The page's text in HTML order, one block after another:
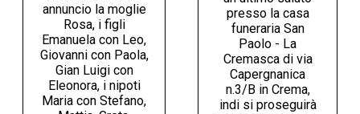
annuncio la moglie
Rosa, i figli
Emanuela con Leo,
Giovanni con Paola,
Gian Luigi con
Eleonora, i nipoti
Maria con Stefano,
presso la casa
funeraria San
Paolo - La
Cremasca di via
Capergnanica
n.3/B in Crema,
indi si proseguirà